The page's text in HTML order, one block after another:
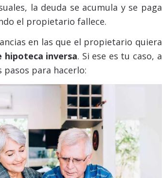
la deuda se acumula y se paga
el propietario fallece.
en las que el propietario quiera
inversa. Si ese es tu caso, a
para hacerlo: